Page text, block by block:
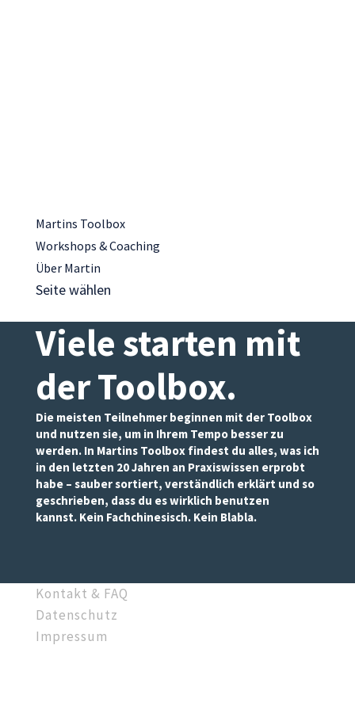
Martins Toolbox
Workshops & Coaching
Über Martin
Seite wählen
Viele starten mit
der Toolbox.
Die meisten Teilnehmer beginnen mit der Toolbox
und nutzen sie, um in Ihrem Tempo besser zu
werden. In Martins Toolbox findest du alles, was ich
in den letzten 20 Jahren an Praxiswissen erprobt
habe – sauber sortiert, verständlich erklärt und so
geschrieben, dass du es wirklich benutzen
kannst. Kein Fachchinesisch. Kein Blabla.
Kontakt & FAQ
Datenschutz
Impressum
Notwendig
Diese
werden
benötigt,
damit die
Website